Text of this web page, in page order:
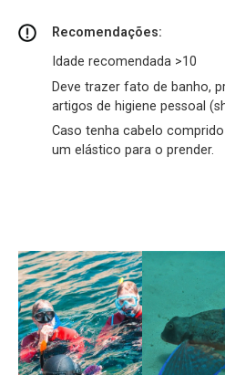
Recomendações:
Idade recomendada >10
Deve trazer fato de banho,
artigos de higiene pessoal
Caso tenha cabelo
um elástico para o prender.